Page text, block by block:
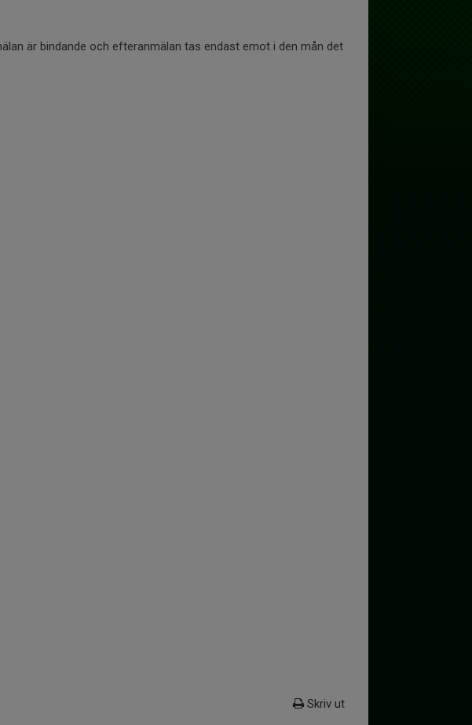
är bindande och efteranmälan tas endast emot i den mån det
Skriv ut